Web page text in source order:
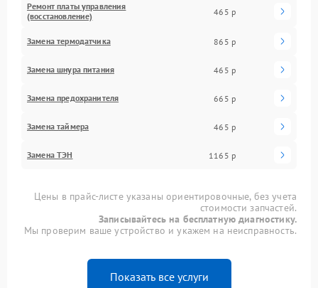
Ремонт платы управления
(восстановление)
465 р
Замена термодатчика 865 р
Замена шнура питания 465 р
Замена предохранителя 665 р
Замена таймера 465 р
Замена ТЭН 1165 р
Цены в прайс-листе указаны ориентировочные, без учета
стоимости запчастей.
Записывайтесь на бесплатную диагностику.
Мы проверим ваше устройство и укажем на неисправность.
Показать все услуги